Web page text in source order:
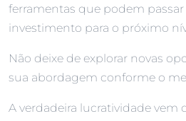
ferramentas que podem
investimento para o próximo
Não deixe de explorar novas
sua abordagem conforme o
A verdadeira lucratividade vem